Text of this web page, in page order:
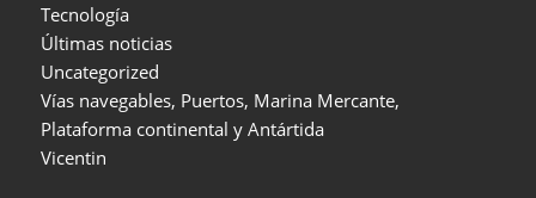
Tecnología
Últimas noticias
Uncategorized
Vías navegables, Puertos, Marina Mercante,
Plataforma continental y Antártida
Vicentin